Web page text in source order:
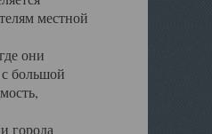
местной
они
большой
города